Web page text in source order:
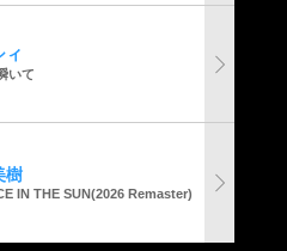
ィ
いて
樹
IN THE SUN(2026 Remaster)